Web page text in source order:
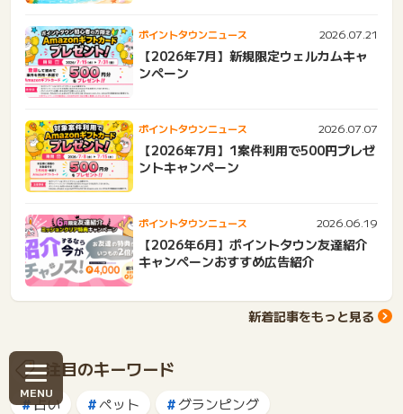
ポイントタウンニュース 2026.07.21
【2026年7月】新規限定ウェルカムキャ
ンペーン
ポイントタウンニュース 2026.07.07
【2026年7月】1案件利用で500円プレゼ
ントキャンペーン
ポイントタウンニュース 2026.06.19
【2026年6月】ポイントタウン友達紹介
キャンペーンおすすめ広告紹介
新着記事をもっと見る
注目のキーワード
占い ペット グランピング